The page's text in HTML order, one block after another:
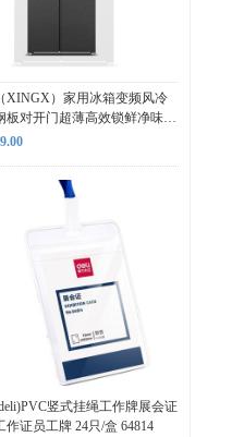
XINGX）家用冰箱变频风冷
板对开门超薄高效锁鲜净味无
康安全 BCD-501WPA2
竖式挂绳工作牌展会证
作证员工牌 24只/盒 64814